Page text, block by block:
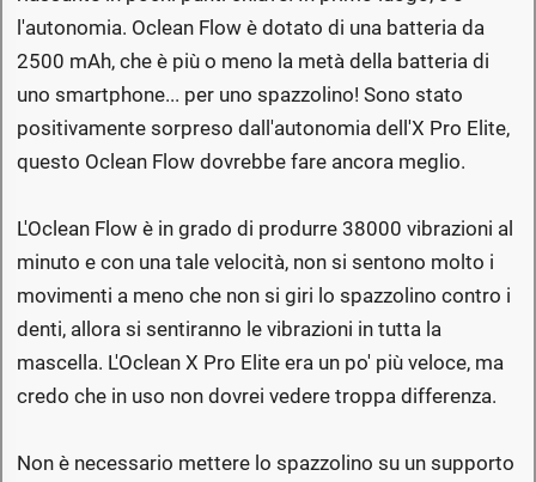
l'autonomia. Oclean Flow è dotato di una batteria da
2500 mAh, che è più o meno la metà della batteria di
uno smartphone... per uno spazzolino! Sono stato
positivamente sorpreso dall'autonomia dell'X Pro Elite,
questo Oclean Flow dovrebbe fare ancora meglio.
L'Oclean Flow è in grado di produrre 38000 vibrazioni al
minuto e con una tale velocità, non si sentono molto i
movimenti a meno che non si giri lo spazzolino contro i
denti, allora si sentiranno le vibrazioni in tutta la
mascella. L'Oclean X Pro Elite era un po' più veloce, ma
credo che in uso non dovrei vedere troppa differenza.
Non è necessario mettere lo spazzolino su un supporto